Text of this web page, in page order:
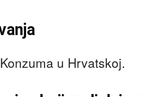
u Hrvatskoj.